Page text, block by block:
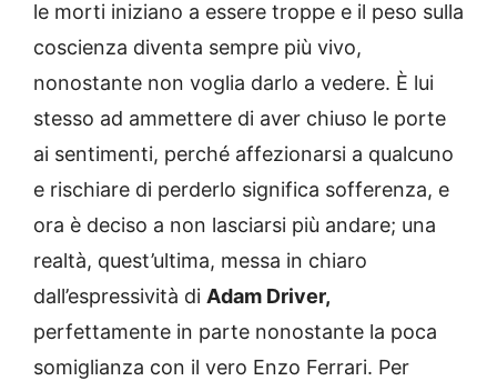
le morti iniziano a essere troppe e il peso sulla
coscienza diventa sempre più vivo,
nonostante non voglia darlo a vedere. È lui
stesso ad ammettere di aver chiuso le porte
ai sentimenti, perché affezionarsi a qualcuno
e rischiare di perderlo significa sofferenza, e
ora è deciso a non lasciarsi più andare; una
realtà, quest’ultima, messa in chiaro
dall’espressività di Adam Driver,
perfettamente in parte nonostante la poca
somiglianza con il vero Enzo Ferrari. Per